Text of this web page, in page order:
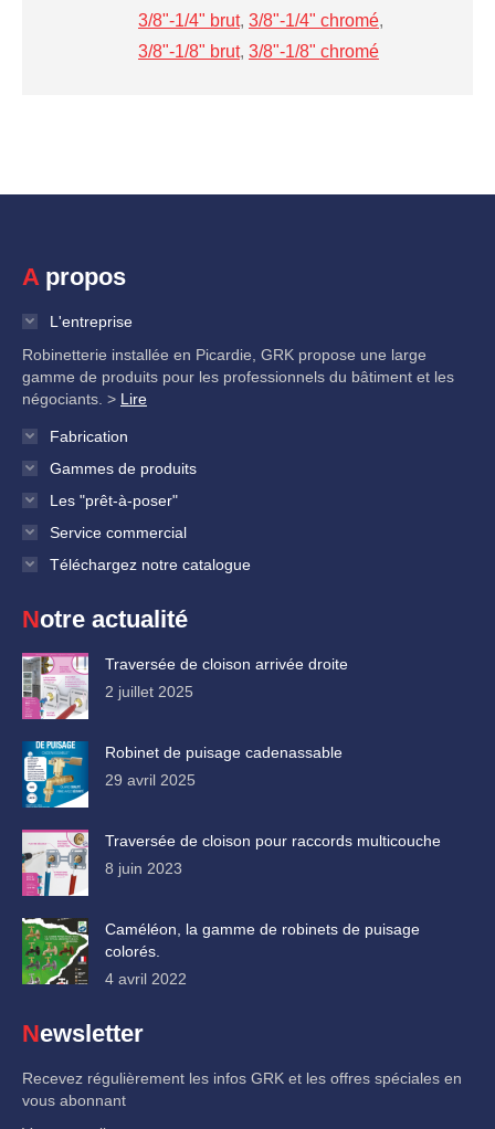
3/8"-1/4" brut, 3/8"-1/4" chromé,
3/8"-1/8" brut, 3/8"-1/8" chromé
A propos
L'entreprise
Robinetterie installée en Picardie, GRK propose une large
gamme de produits pour les professionnels du bâtiment et les
négociants. > Lire
Fabrication
Gammes de produits
Les "prêt-à-poser"
Service commercial
Téléchargez notre catalogue
Notre actualité
Traversée de cloison arrivée droite
2 juillet 2025
Robinet de puisage cadenassable
29 avril 2025
Traversée de cloison pour raccords multicouche
8 juin 2023
Caméléon, la gamme de robinets de puisage
colorés.
4 avril 2022
Newsletter
Recevez régulièrement les infos GRK et les offres spéciales en
vous abonnant